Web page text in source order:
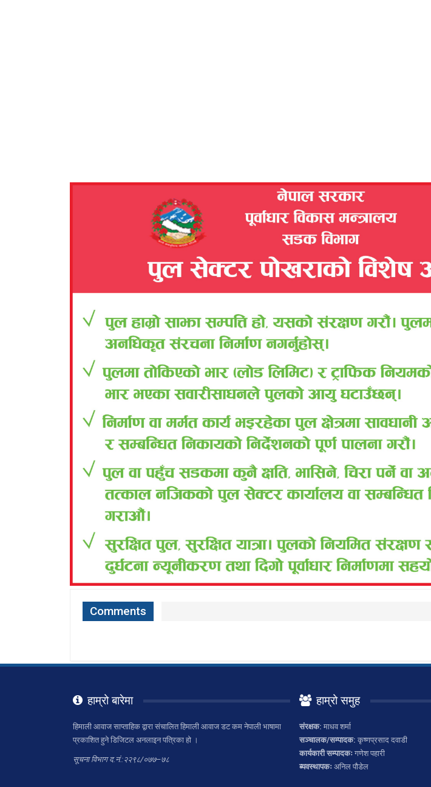
Comments
हाम्रो बारेमा
हिमाली आवाज साप्ताहिक द्वारा संचालित हिमाली आवाज डट कम नेपाली भाषामा
प्रकाशित हुने डिजिटल अनलाइन पत्रिका हो ।
सूचना विभाग द.नं.:२२९८/०७७–७८
हाम्रो समुह
संरक्षक: माधव शर्मा
सञ्चालक/सम्पादक: कृष्णप्रसाद दवाडी
कार्यकारी सम्पादकःगणेश पहारी
ब्यवस्थापकःअनिल पौडेल